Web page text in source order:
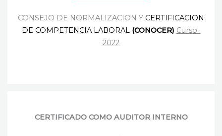
CONSEJO DE NORMALIZACION Y CERTIFICACION
DE COMPETENCIA LABORAL(CONOCER) Curso ·
2022
CERTIFICADO COMO AUDITOR INTERNO